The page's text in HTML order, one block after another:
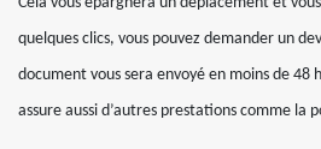
quelques clics, vous pouvez demander un
document vous sera envoyé en moins de 48
assure aussi d’autres prestations comme la